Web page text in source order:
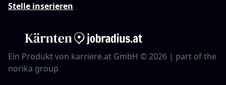
Stelle inserieren
Ein Produkt von karriere.at GmbH © 2026 | part of the
norika group